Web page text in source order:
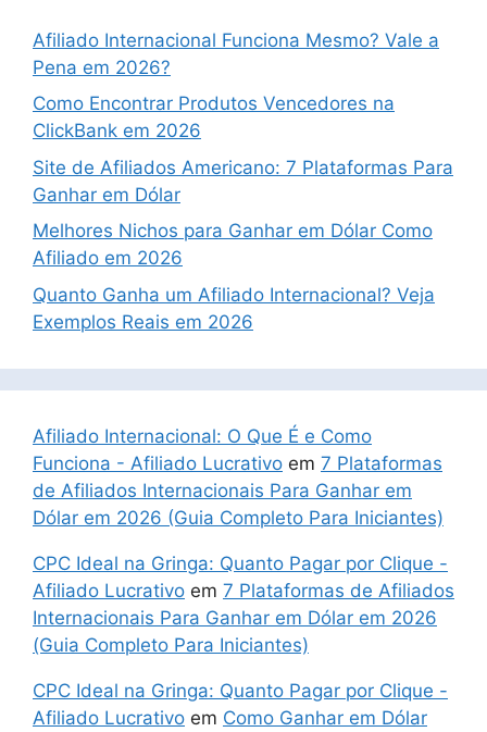
Afiliado Internacional Funciona Mesmo? Vale a
Pena em 2026?
Como Encontrar Produtos Vencedores na
ClickBank em 2026
Site de Afiliados Americano: 7 Plataformas Para
Ganhar em Dólar
Melhores Nichos para Ganhar em Dólar Como
Afiliado em 2026
Quanto Ganha um Afiliado Internacional? Veja
Exemplos Reais em 2026
Afiliado Internacional: O Que É e Como
Funciona - Afiliado Lucrativo em 7 Plataformas
de Afiliados Internacionais Para Ganhar em
Dólar em 2026 (Guia Completo Para Iniciantes)
CPC Ideal na Gringa: Quanto Pagar por Clique -
Afiliado Lucrativo em 7 Plataformas de Afiliados
Internacionais Para Ganhar em Dólar em 2026
(Guia Completo Para Iniciantes)
CPC Ideal na Gringa: Quanto Pagar por Clique -
Afiliado Lucrativo em Como Ganhar em Dólar